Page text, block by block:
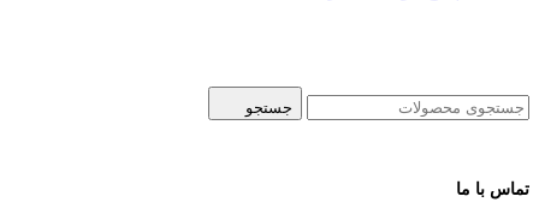
جستجو
تماس با ما